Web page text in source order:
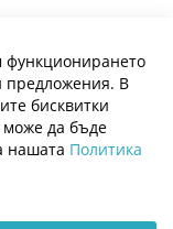
функционирането
предложения. В
бисквитки
може да бъде
нашата Политика